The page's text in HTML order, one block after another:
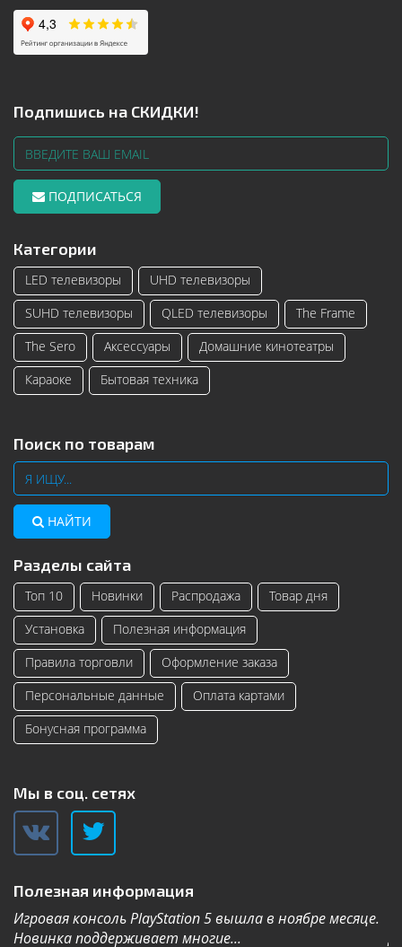
Подпишись на СКИДКИ!
ПОДПИСАТЬСЯ
Категории
LED телевизоры
UHD телевизоры
SUHD телевизоры
QLED телевизоры
The Frame
The Sero
Аксессуары
Домашние кинотеатры
Караоке
Бытовая техника
Поиск по товарам
НАЙТИ
Разделы сайта
Топ 10 Новинки Распродажа
Товар дня
Установка
Полезная информация
Правила торговли
Оформление заказа
Персональные данные
Оплата картами
Бонусная программа
Мы в соц. сетях
Полезная информация
Игровая консоль PlayStation 5 вышла в ноябре месяце.
Новинка поддерживает многие...